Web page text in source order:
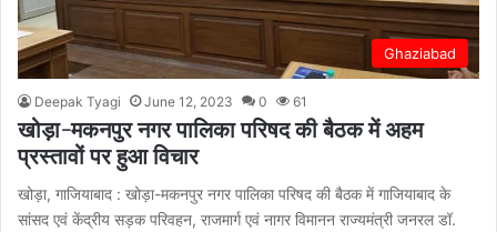
Ghaziabad
Deepak Tyagi June 12, 2023 0 61
खोड़ा-मकनपुर नगर पालिका परिषद की बैठक में अहम
प्रस्तावों पर हुआ विचार
खोड़ा, गाजियाबाद : खोड़ा-मकनपुर नगर पालिका परिषद की बैठक में गाजियाबाद के
सांसद एवं केंद्रीय सड़क परिवहन, राजमार्ग एवं नागर विमानन राज्यमंत्री जनरल डॉ.